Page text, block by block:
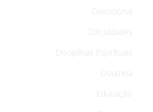
Devocional
Dificuldades
Disciplinas Espirituais
Doutrina
Educação